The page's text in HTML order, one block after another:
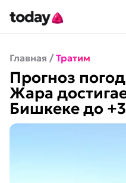
Главная / Тратим
Прогноз
Жара
Бишкеке до